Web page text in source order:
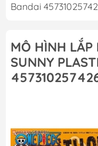
Bandai
MÔ HÌNH LẮP
SUNNY